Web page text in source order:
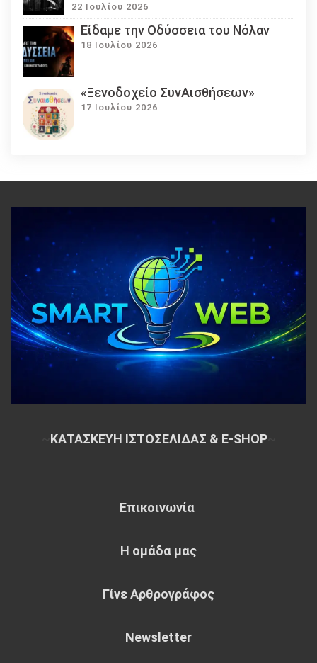
22 Ιουλίου 2026
Eίδαμε την Οδύσσεια του Νόλαν
18 Ιουλίου 2026
«Ξενοδοχείο ΣυνΑισθήσεων»
17 Ιουλίου 2026
ΚΑΤΑΣΚΕΥΗ ΙΣΤΟΣΕΛΙΔΑΣ & E-SHOP~
Επικοινωνία
Η ομάδα μας
Γίνε Αρθρογράφος
Newsletter